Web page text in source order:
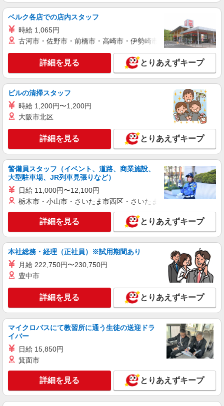
ベルク各店での店内スタッフ
時給 1,065円
古河市・佐野市・前橋市・高崎市・伊勢崎市・太田市・館林市
詳細を見る とりあえずキープ
ビルの清掃スタッフ
時給 1,200円〜1,200円
大阪市北区
詳細を見る とりあえずキープ
警備員スタッフ（イベント、道路、商業施設、
大型駐車場、JR列車見張りなど）
日給 11,000円〜12,100円
栃木市・小山市・さいたま市西区・さいたま市岩槻区・久喜市・
詳細を見る とりあえずキープ
本社総務・経理（正社員）※試用期間あり
月給 222,750円〜230,750円
豊中市
詳細を見る とりあえずキープ
マイクロバスにて教習所に通う生徒の送迎ドラ
イバー
日給 15,850円
箕面市
詳細を見る とりあえずキープ